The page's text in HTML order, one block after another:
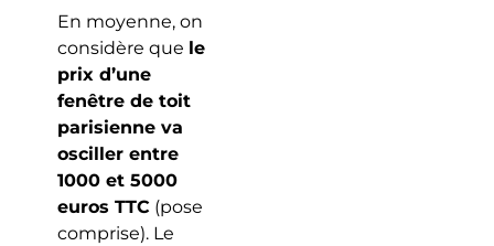
En moyenne, on
considère que le
prix d’une
fenêtre de toit
parisienne va
osciller entre
1000 et 5000
euros TTC (pose
comprise). Le